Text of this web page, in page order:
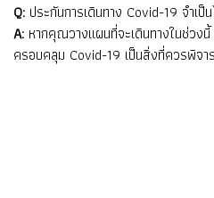
Q: ประกันการเดินทาง Covid-19 จำเป็
A: หากคุณวางแผนที่จะเดินทางในช่วงนี้
ครอบคลุม Covid-19 เป็นสิ่งที่ควรพิจ